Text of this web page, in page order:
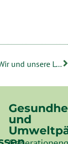
Fachtagung Wir und unsere Lebensräume!
und